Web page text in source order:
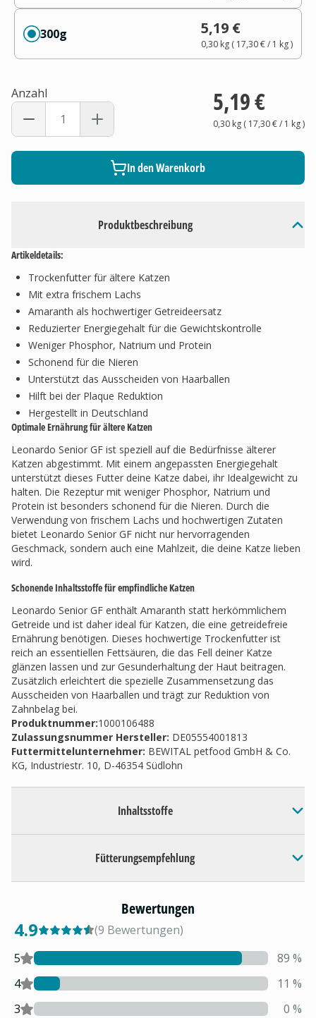
Produktbeschreibung
Artikeldetails:
Trockenfutter für ältere Katzen
Mit extra frischem Lachs
Amaranth als hochwertiger Getreideersatz
Reduzierter Energiegehalt für die Gewichtskontrolle
Weniger Phosphor, Natrium und Protein
Schonend für die Nieren
Unterstützt das Ausscheiden von Haarballen
Hilft bei der Plaque Reduktion
Hergestellt in Deutschland
Optimale Ernährung für ältere Katzen
Leonardo Senior GF ist speziell auf die Bedürfnisse älterer
Katzen abgestimmt. Mit einem angepassten Energiegehalt
unterstützt dieses Futter deine Katze dabei, ihr Idealgewicht zu
halten. Die Rezeptur mit weniger Phosphor, Natrium und
Protein ist besonders schonend für die Nieren. Durch die
Verwendung von frischem Lachs und hochwertigen Zutaten
bietet Leonardo Senior GF nicht nur hervorragenden
Geschmack, sondern auch eine Mahlzeit, die deine Katze lieben
wird.
Schonende Inhaltsstoffe für empfindliche Katzen
Leonardo Senior GF enthält Amaranth statt herkömmlichem
Getreide und ist daher ideal für Katzen, die eine getreidefreie
Ernährung benötigen. Dieses hochwertige Trockenfutter ist
reich an essentiellen Fettsäuren, die das Fell deiner Katze
glänzen lassen und zur Gesunderhaltung der Haut beitragen.
Zusätzlich erleichtert die spezielle Zusammensetzung das
Ausscheiden von Haarballen und trägt zur Reduktion von
Zahnbelag bei.
Produktnummer:1000106488
Zulassungsnummer Hersteller: DE05554001813
Futtermittelunternehmer: BEWITAL petfood GmbH & Co.
KG, Industriestr. 10, D-46354 Südlohn
Inhaltsstoffe
Fütterungsempfehlung
300g 5,19 €
0,30 kg( 17,30 €/ 1 kg)
Anzahl 5,19 €
0,30 kg( 17,30 €/ 1 kg)
In den Warenkorb
Bewertungen
4.9 (9 Bewertungen)
5
89 %
4
11 %
3
0 %